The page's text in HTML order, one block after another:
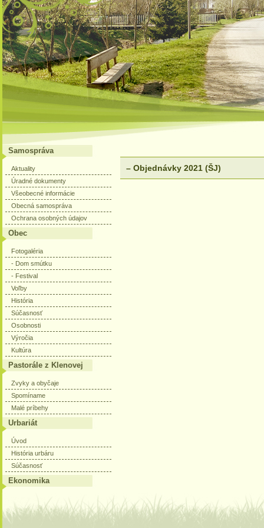
Samospráva
Aktuality
Úradné dokumenty
Všeobecné informácie
Obecná samospráva
Ochrana osobných údajov
Obec
Fotogaléria
- Dom smútku
- Festival
Voľby
História
Súčasnosť
Osobnosti
Výročia
Kultúra
Pastorále z Klenovej
Zvyky a obyčaje
Spomíname
Malé príbehy
Urbariát
Úvod
História urbáru
Súčasnosť
Ekonomika
– Objednávky 2021 (ŠJ)